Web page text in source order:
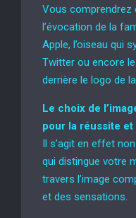
Vous comprendrez
l’évocation de la
Apple, l’oiseau qui
Twitter ou encore
derrière le logo de
Le choix de
pour la réussite et
Il s’agit en effet
qui distingue votre
travers l’image
et des sensations.